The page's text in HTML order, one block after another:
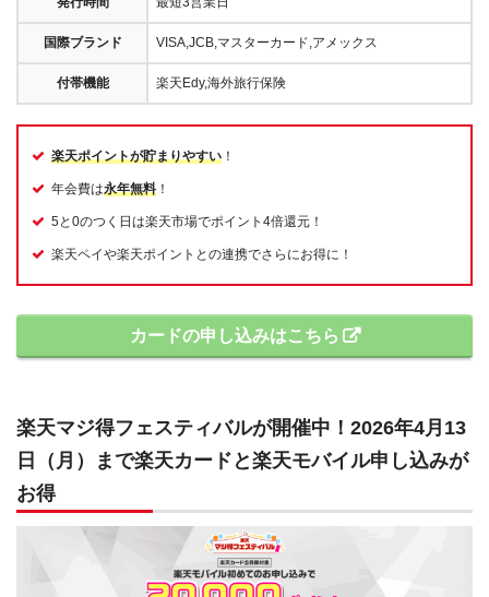
国際ブランド VISA,JCB,マスターカード,アメックス
付帯機能 楽天Edy,海外旅行保険
楽天ポイントが貯まりやすい ！
年会費は永年無料 ！
5と0のつく日は楽天市場でポイント4倍還元！
楽天ペイや楽天ポイントとの連携でさらにお得に！
カードの申し込みはこちら
楽天マジ得フェスティバルが開催中！2026年4月13
日（月）まで楽天カードと楽天モバイル申し込みが
お得